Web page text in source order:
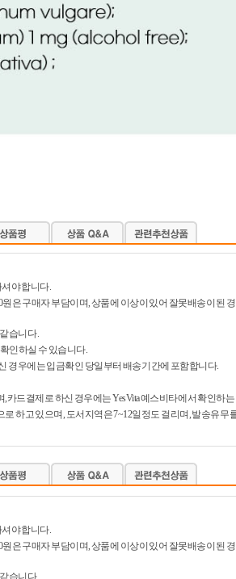
야 합니다.
은 구매자 부담이며, 상품에 이상이 있어 잘못배송이 된
습니다.
인하실 수 있습니다.
경우에는 입금확인 당일부터 배송기간에 포함합니다.
드결제로 하신 경우에는 YesVita 예스비타에서 확인하
하고 있으며, 도서지역은 7~12일정도 걸리며, 발송유무
야 합니다.
은 구매자 부담이며, 상품에 이상이 있어 잘못배송이 된
습니다.